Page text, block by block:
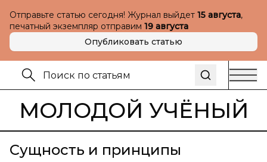
Отправьте статью сегодня! Журнал выйдет 15 августа,
печатный экземпляр отправим 19 августа
Опубликовать статью
МОЛОДОЙ УЧЁНЫЙ
Сущность и принципы